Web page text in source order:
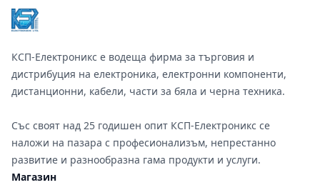
КСП-Електроникс е водеща фирма за търговия и
дистрибуция на електроника, електронни компоненти,
дистанционни, кабели, части за бяла и черна техника.
Със своят над 25 годишен опит КСП-Електроникс се
наложи на пазара с професионализъм, непрестанно
развитие и разнообразна гама продукти и услуги.
Магазин